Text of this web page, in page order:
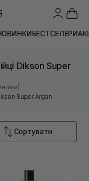
БЕСТСЕЛЕРИ
Dikson Super
Super Argan
Сортувати